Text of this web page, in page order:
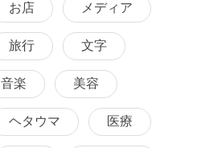
お店 メディア
旅行 文字
音楽 美容
ヘタウマ 医療